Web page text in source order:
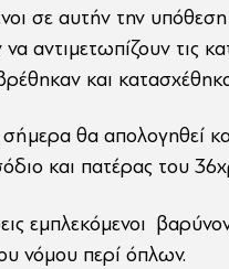
σε αυτήν την
αντιμετωπίζουν τις
και
θα απολογηθεί
και πατέρας του
εμπλεκόμενοι
νόμου περί όπλων.